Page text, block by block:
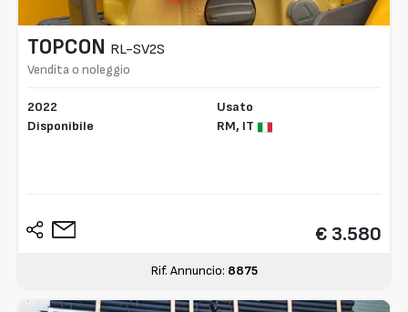
TOPCON RL-SV2S
Vendita o noleggio
2022
Disponibile
Usato
RM, IT
€ 3.580
Rif. Annuncio: 8875